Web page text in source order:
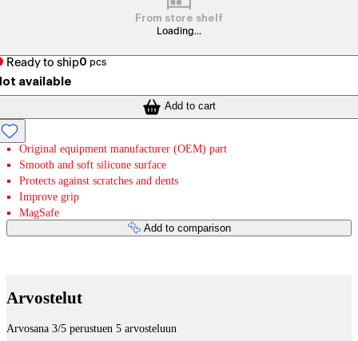
From store shelf
Loading...
Ready to ship0 pcs
available
Add to cart
Original equipment manufacturer (OEM) part
Smooth and soft silicone surface
Protects against scratches and dents
Improve grip
MagSafe
Add to comparison
Arvostelut
Arvosana 3/5 perustuen 5 arvosteluun